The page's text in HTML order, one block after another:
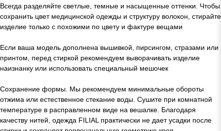
Всегда разделяйте светлые, темные и насыщенные оттенки. Чтобы
сохранить цвет медицинской одежды и структуру волокон, стирайте
изделие только с похожими по цвету и фактуре вещами
Если ваша модель дополнена вышивкой, пирсингом, стразами или
принтом, перед стиркой рекомендуем выворачивать изделие
наизнанку или использовать специальный мешочек
Сохранение формы. Мы рекомендуем минимальные обороты
отжима или естественное стекание воды. Сушите при комнатной
температуре в расправленном виде на вешалке. Благодаря
качеству нитей, одежда FILIAL практически не дает усадки после